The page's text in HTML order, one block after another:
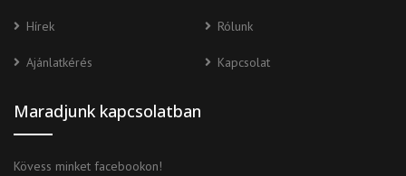
Hírek Rólunk
Ajánlatkérés Kapcsolat
Maradjunk kapcsolatban
Kövess minket facebookon!